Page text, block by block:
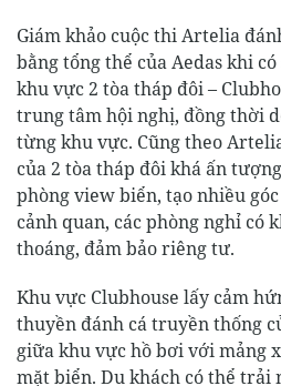
Giám khảo cuộc thi Artelia
bằng tổng thể của Aedas khi
khu vực 2 tòa tháp đôi –
trung tâm hội nghị, đồng thời
từng khu vực. Cũng theo
của 2 tòa tháp đôi khá ấn
phòng view biển, tạo nhiều
cảnh quan, các phòng nghỉ có
thoáng, đảm bảo riêng tư.
Khu vực Clubhouse lấy cảm
thuyền đánh cá truyền thống
giữa khu vực hồ bơi với mảng
mặt biển. Du khách có thể trải